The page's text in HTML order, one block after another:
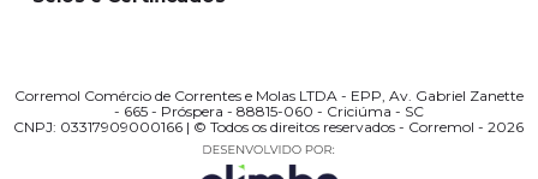
Corremol Comércio de Correntes e Molas LTDA - EPP, Av. Gabriel Zanette
- 665 - Próspera - 88815-060 - Criciúma - SC
CNPJ: 03317909000166 | © Todos os direitos reservados - Corremol - 2026